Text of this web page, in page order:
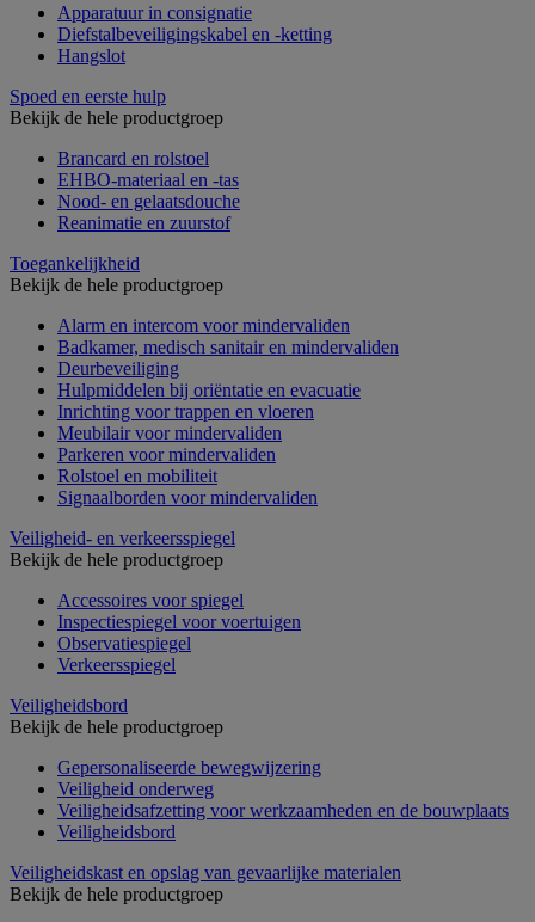
Apparatuur in consignatie
Diefstalbeveiligingskabel en -ketting
Hangslot
Spoed en eerste hulp
Bekijk de hele productgroep
Brancard en rolstoel
EHBO-materiaal en -tas
Nood- en gelaatsdouche
Reanimatie en zuurstof
Toegankelijkheid
Bekijk de hele productgroep
Alarm en intercom voor mindervaliden
Badkamer, medisch sanitair en mindervaliden
Deurbeveiliging
Hulpmiddelen bij oriëntatie en evacuatie
Inrichting voor trappen en vloeren
Meubilair voor mindervaliden
Parkeren voor mindervaliden
Rolstoel en mobiliteit
Signaalborden voor mindervaliden
Veiligheid- en verkeersspiegel
Bekijk de hele productgroep
Accessoires voor spiegel
Inspectiespiegel voor voertuigen
Observatiespiegel
Verkeersspiegel
Veiligheidsbord
Bekijk de hele productgroep
Gepersonaliseerde bewegwijzering
Veiligheid onderweg
Veiligheidsafzetting voor werkzaamheden en de bouwplaats
Veiligheidsbord
Veiligheidskast en opslag van gevaarlijke materialen
Bekijk de hele productgroep